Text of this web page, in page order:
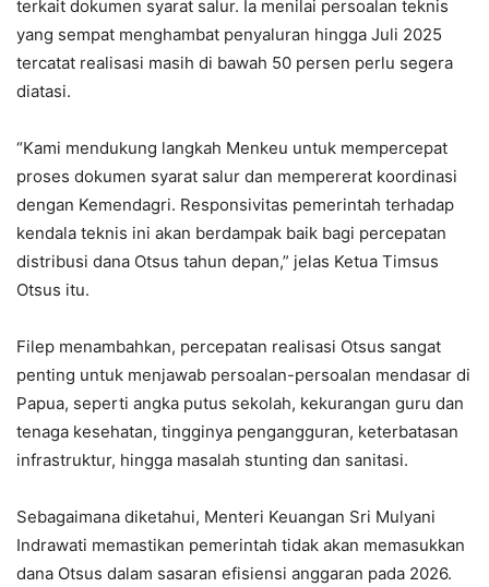
terkait dokumen syarat salur. Ia menilai persoalan teknis
yang sempat menghambat penyaluran hingga Juli 2025
tercatat realisasi masih di bawah 50 persen perlu segera
diatasi.
“Kami mendukung langkah Menkeu untuk mempercepat
proses dokumen syarat salur dan mempererat koordinasi
dengan Kemendagri. Responsivitas pemerintah terhadap
kendala teknis ini akan berdampak baik bagi percepatan
distribusi dana Otsus tahun depan,” jelas Ketua Timsus
Otsus itu.
Filep menambahkan, percepatan realisasi Otsus sangat
penting untuk menjawab persoalan-persoalan mendasar di
Papua, seperti angka putus sekolah, kekurangan guru dan
tenaga kesehatan, tingginya pengangguran, keterbatasan
infrastruktur, hingga masalah stunting dan sanitasi.
Sebagaimana diketahui, Menteri Keuangan Sri Mulyani
Indrawati memastikan pemerintah tidak akan memasukkan
dana Otsus dalam sasaran efisiensi anggaran pada 2026.